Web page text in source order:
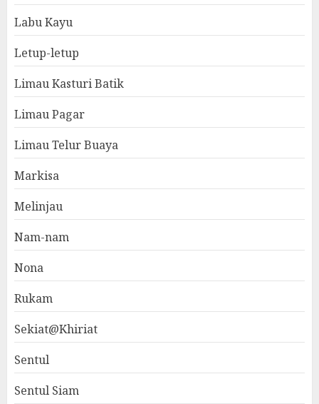
Labu Kayu
Letup-letup
Limau Kasturi Batik
Limau Pagar
Limau Telur Buaya
Markisa
Melinjau
Nam-nam
Nona
Rukam
Sekiat@Khiriat
Sentul
Sentul Siam